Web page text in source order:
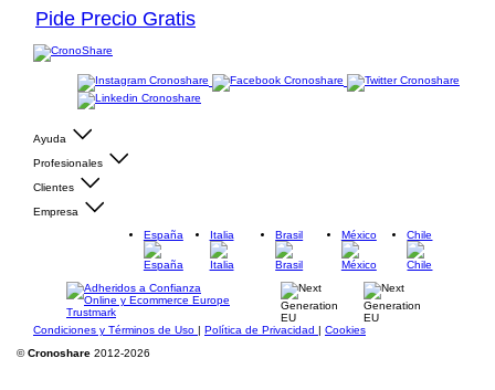
Pide Precio Gratis
Ayuda
Profesionales
Clientes
Empresa
España
Italia Brasil México Chile
Condiciones y Términos de Uso | Política de Privacidad | Cookies
©Cronoshare 2012-2026